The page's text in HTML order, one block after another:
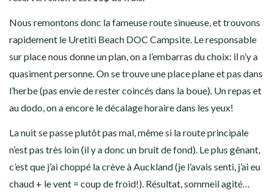
Camping Uretiti Beach DOC
Campsite
La veille, j’avais réservé une nuit dans ce camping, qui ne se
trouve pas loin de la grotte. Même en hiver, il vaut mieux
réserver: sinon c’est 10$ de frais.
rapidement leUretiti Beach DOC Campsite. Le responsable
sur place nous donne un plan, on a l’embarras du choix: il n’y a
quasiment personne. On se trouve une place plane et pas dans
l’herbe (pas envie de rester coincés dans la boue). Un repas et